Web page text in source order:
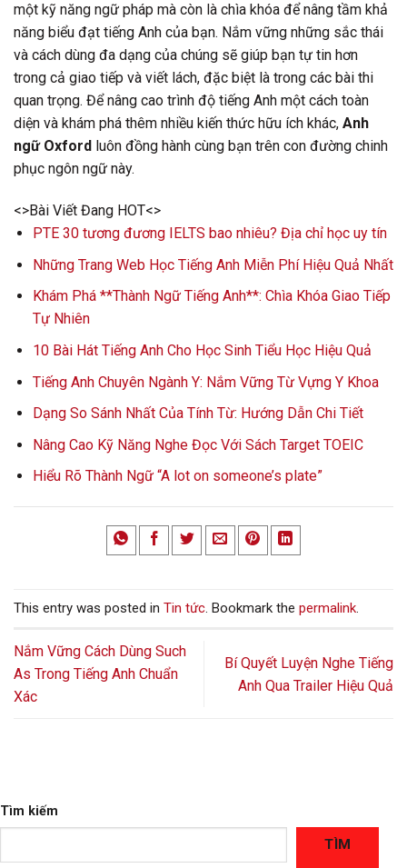
một kỹ năng ngữ pháp mà còn là chìa khóa để nâng tầm khả
năng biểu đạt tiếng Anh của bạn. Nắm vững những sắc thái
và cách dùng đa dạng của chúng sẽ giúp bạn tự tin hơn
trong cả giao tiếp và viết lách, đặc biệt là trong các bài thi
quan trọng. Để nâng cao trình độ tiếng Anh một cách toàn
diện và khám phá thêm nhiều kiến thức hữu ích khác, Anh
ngữ Oxford luôn đồng hành cùng bạn trên con đường chinh
phục ngôn ngữ này.
<>Bài Viết Đang HOT<>
PTE 30 tương đương IELTS bao nhiêu? Địa chỉ học uy tín
Những Trang Web Học Tiếng Anh Miễn Phí Hiệu Quả Nhất
Khám Phá **Thành Ngữ Tiếng Anh**: Chìa Khóa Giao Tiếp
Tự Nhiên
10 Bài Hát Tiếng Anh Cho Học Sinh Tiểu Học Hiệu Quả
Tiếng Anh Chuyên Ngành Y: Nắm Vững Từ Vựng Y Khoa
Dạng So Sánh Nhất Của Tính Từ: Hướng Dẫn Chi Tiết
Nâng Cao Kỹ Năng Nghe Đọc Với Sách Target TOEIC
Hiểu Rõ Thành Ngữ “A lot on someone’s plate”
This entry was posted in Tin tức. Bookmark the permalink.
Nắm Vững Cách Dùng Such
As Trong Tiếng Anh Chuẩn
Xác
Bí Quyết Luyện Nghe Tiếng
Anh Qua Trailer Hiệu Quả
Tìm kiếm
TÌM